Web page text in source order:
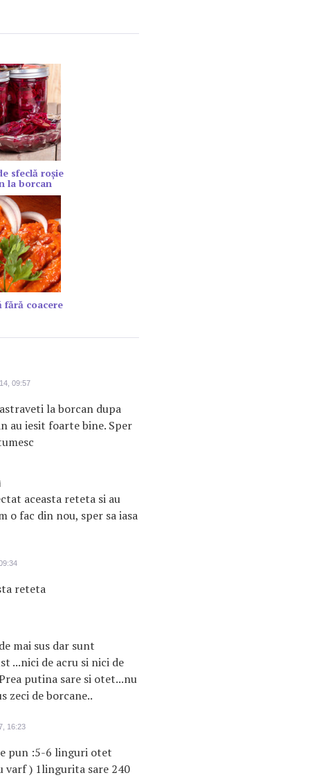
sfeclă roșie
la borcan
fără coacere
09:57
la borcan dupa
au iesit foarte bine. Sper
aceasta reteta si au
o fac din nou, sper sa iasa
reteta
mai sus dar sunt
...nici de acru si nici de
putina sare si otet...nu
zeci de borcane..
16:23
pun :5-6 linguri otet
varf ) 1lingurita sare 240